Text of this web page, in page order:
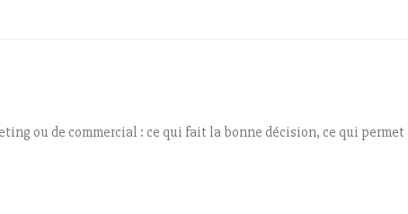
ou de commercial : ce qui fait la bonne décision, ce qui permet